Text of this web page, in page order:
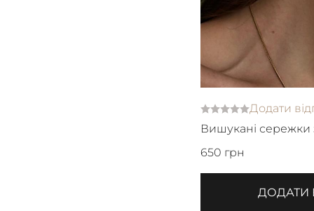
Додати
Вишукані сережки
ювелірної сталі
650 грн
ДОДАТИ